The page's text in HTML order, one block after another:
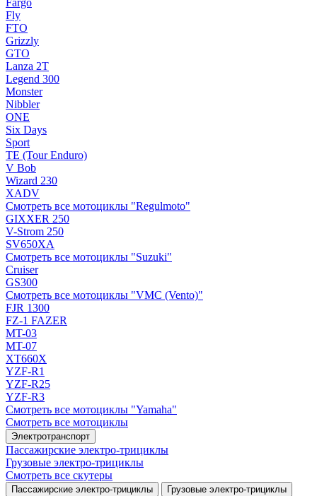
Fargo
Fly
FTO
Grizzly
GTO
Lanza 2T
Legend 300
Monster
Nibbler
ONE
Six Days
Sport
TE (Tour Enduro)
V Bob
Wizard 230
XADV
Смотреть все мотоциклы "Regulmoto"
GIXXER 250
V-Strom 250
SV650XA
Смотреть все мотоциклы "Suzuki"
Cruiser
GS300
Смотреть все мотоциклы "VMC (Vento)"
FJR 1300
FZ-1 FAZER
MT-03
MT-07
XT660X
YZF-R1
YZF-R25
YZF-R3
Смотреть все мотоциклы "Yamaha"
Смотреть все мотоциклы
Электротранспорт
Пассажирские электро‑трициклы
Грузовые электро‑трициклы
Смотреть все скутеры
Пассажирские электро‑трициклы Грузовые электро‑трициклы